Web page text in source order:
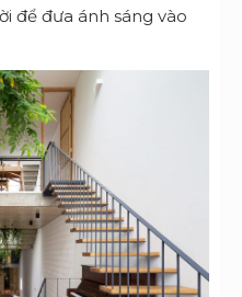
để đưa ánh sáng vào